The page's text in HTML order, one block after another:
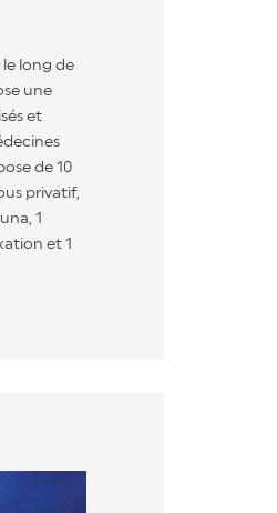
long de
une
et
de 10
privatif,
1
et 1